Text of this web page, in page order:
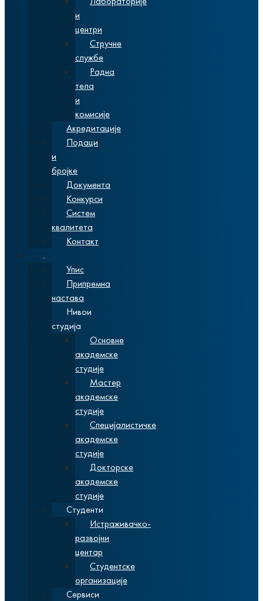
и
центри
Стручне
службе
Радна
тела
и
комисије
Акредитације
Подаци
и
бројке
Документа
Конкурси
Систем
квалитета
Контакт
Упис
Припремна
настава
Нивои
студија
Основне
академске
студије
Мастер
академске
студије
Специјалистичке
академске
студије
Докторске
академске
студије
Студенти
Истраживачко-
развојни
центар
Студентске
организације
Сервиси